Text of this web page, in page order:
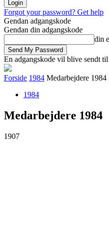
Forgot your password? Get help
Gendan adgangskode
Gendan din adgangskode
din
En adgangskode vil blive sendt
Forside 1984 Medarbejdere 1984
1984
Medarbejdere 1984
1907